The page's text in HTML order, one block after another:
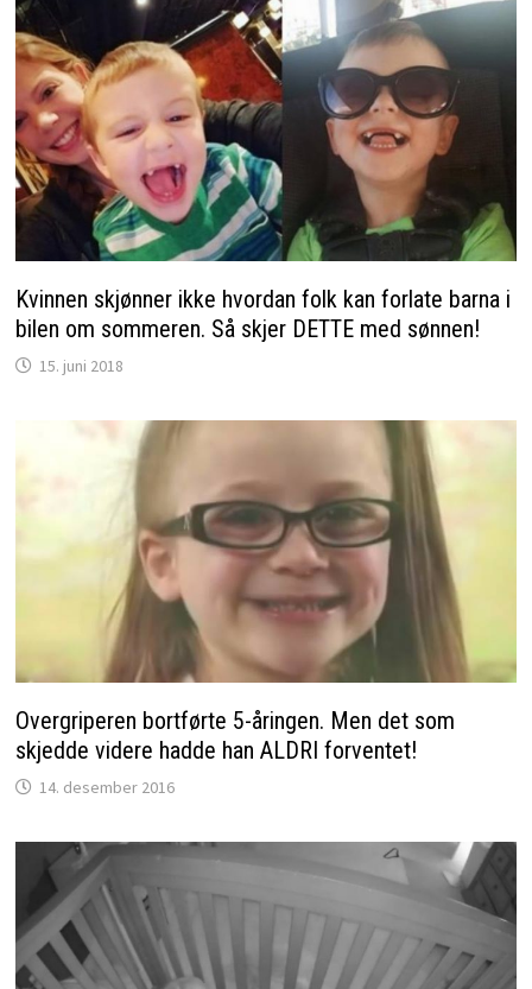
Kvinnen skjønner ikke hvordan folk kan forlate barna i
bilen om sommeren. Så skjer DETTE med sønnen!
15. juni 2018
Overgriperen bortførte 5-åringen. Men det som
skjedde videre hadde han ALDRI forventet!
14. desember 2016